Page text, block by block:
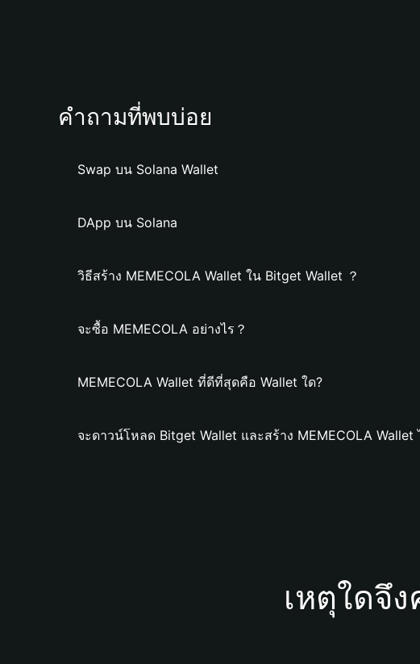
คำถามที่พบบ่อย
Swap บน Solana Wallet
DApp บน Solana
วิธีสร้าง MEMECOLA Wallet ใน Bitget Wallet ？
จะซื้อ MEMECOLA อย่างไร？
MEMECOLA Wallet ที่ดีที่สุดคือ Wallet ใด?
จะดาวน์โหลด Bitget Wallet และสร้าง MEMECOLA Wallet
เหตุใดจึ